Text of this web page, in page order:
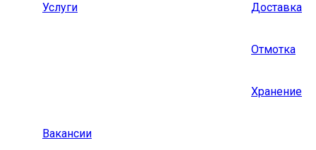
Услуги Доставка
Отмотка
Хранение
Вакансии